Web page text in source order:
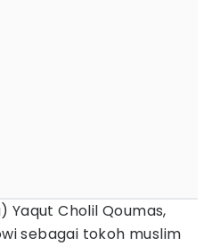
Yaqut Cholil Qoumas,
sebagai tokoh muslim